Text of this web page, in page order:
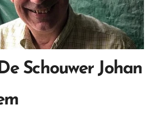
Schouwer Johan